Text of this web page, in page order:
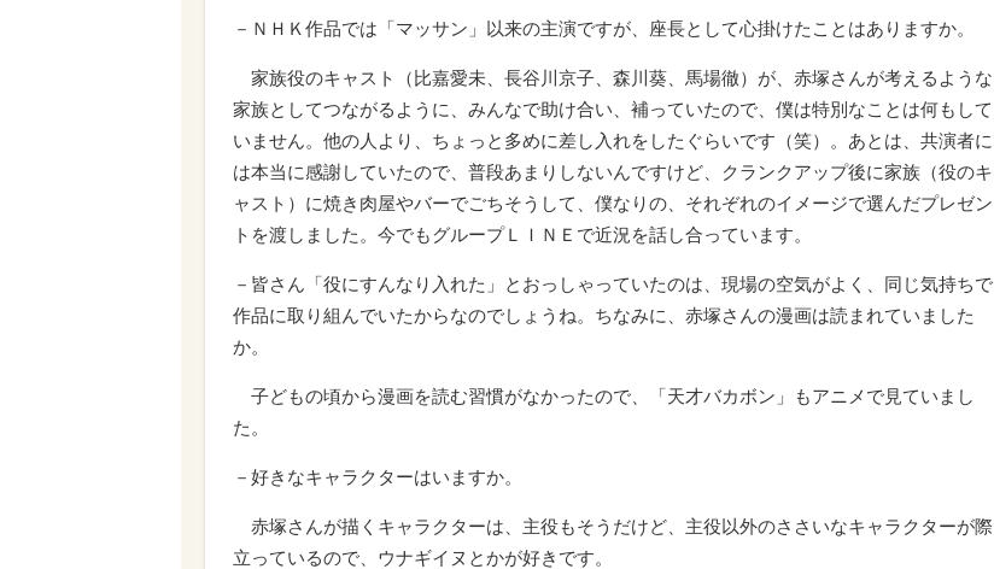
－ＮＨＫ作品では「マッサン」以来の主演ですが、座長として心掛けたことはありますか。
家族役のキャスト（比嘉愛未、長谷川京子、森川葵、馬場徹）が、赤塚さんが考えるような
家族としてつながるように、みんなで助け合い、補っていたので、僕は特別なことは何もして
いません。他の人より、ちょっと多めに差し入れをしたぐらいです（笑）。あとは、共演者に
は本当に感謝していたので、普段あまりしないんですけど、クランクアップ後に家族（役のキ
ャスト）に焼き肉屋やバーでごちそうして、僕なりの、それぞれのイメージで選んだプレゼン
トを渡しました。今でもグループＬＩＮＥで近況を話し合っています。
－皆さん「役にすんなり入れた」とおっしゃっていたのは、現場の空気がよく、同じ気持ちで
作品に取り組んでいたからなのでしょうね。ちなみに、赤塚さんの漫画は読まれていました
か。
子どもの頃から漫画を読む習慣がなかったので、「天才バカボン」もアニメで見ていまし
た。
－好きなキャラクターはいますか。
赤塚さんが描くキャラクターは、主役もそうだけど、主役以外のささいなキャラクターが際
立っているので、ウナギイヌとかが好きです。